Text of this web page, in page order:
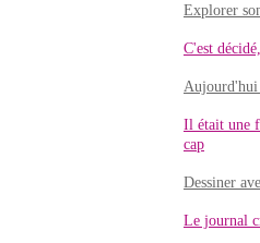
Explorer
C'est
Il était une
cap
Dessiner
Le journal